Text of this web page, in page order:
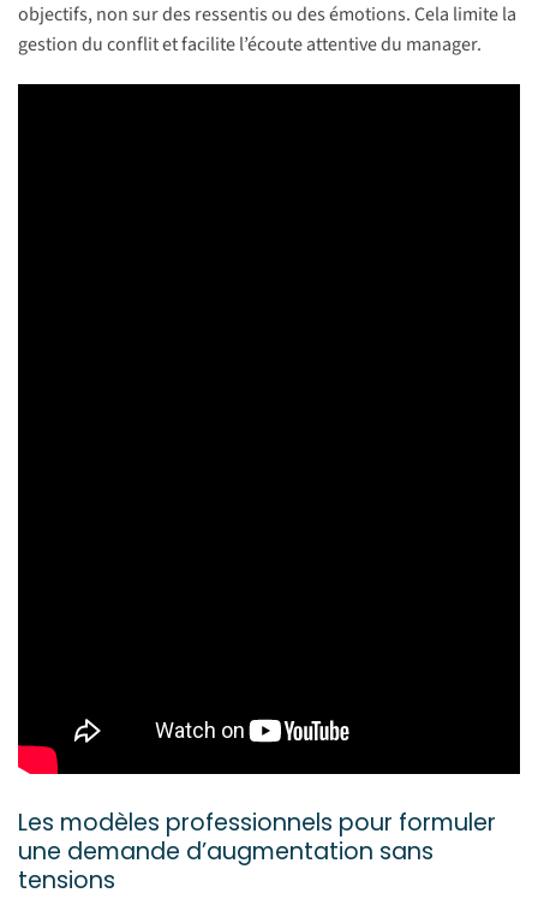
objectifs, non sur des ressentis ou des émotions. Cela limite la
gestion du conflit et facilite l’écoute attentive du manager.
Les modèles professionnels pour formuler
une demande d’augmentation sans
tensions